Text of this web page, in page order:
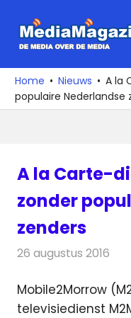
naar
media
over
de
Home Nieuws
A la
populaire Nederlandse
A la Carte-
zonder
zenders
26 augustus 2016
Mobile2Morrow
televisiedienst